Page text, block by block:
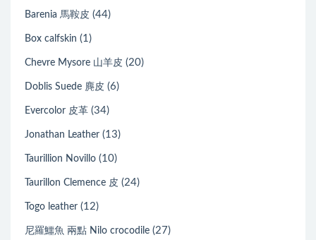
Barenia 馬鞍皮 (44)
Box calfskin (1)
Chevre Mysore 山羊皮 (20)
Doblis Suede 麂皮 (6)
Evercolor 皮革 (34)
Jonathan Leather (13)
Taurillion Novillo (10)
Taurillon Clemence 皮 (24)
Togo leather (12)
尼羅鱷魚 兩點 Nilo crocodile (27)